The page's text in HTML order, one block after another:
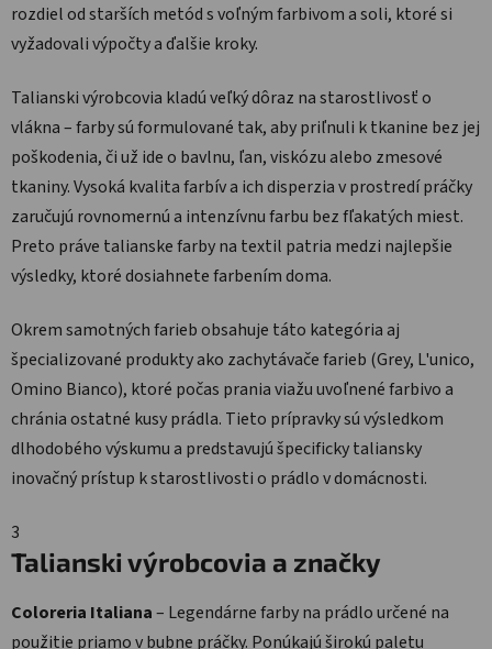
rozdiel od starších metód s voľným farbivom a soli, ktoré si
vyžadovali výpočty a ďalšie kroky.
Talianski výrobcovia kladú veľký dôraz na starostlivosť o
vlákna – farby sú formulované tak, aby priľnuli k tkanine bez jej
poškodenia, či už ide o bavlnu, ľan, viskózu alebo zmesové
tkaniny. Vysoká kvalita farbív a ich disperzia v prostredí práčky
zaručujú rovnomernú a intenzívnu farbu bez fľakatých miest.
Preto práve talianske farby na textil patria medzi najlepšie
výsledky, ktoré dosiahnete farbením doma.
Okrem samotných farieb obsahuje táto kategória aj
špecializované produkty ako zachytávače farieb (Grey, L'unico,
Omino Bianco), ktoré počas prania viažu uvoľnené farbivo a
chránia ostatné kusy prádla. Tieto prípravky sú výsledkom
dlhodobého výskumu a predstavujú špecificky taliansky
inovačný prístup k starostlivosti o prádlo v domácnosti.
3
Talianski výrobcovia a značky
Coloreria Italiana– Legendárne farby na prádlo určené na
použitie priamo v bubne práčky. Ponúkajú širokú paletu